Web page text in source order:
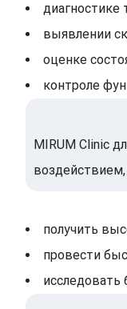
диагностике
выявлении
оценке
контроле
MIRUM Clinic
получить
провести
исследовать